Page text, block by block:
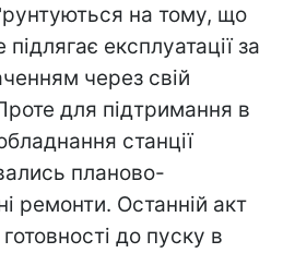
на тому, що
підлягає експлуатації за
через свій
для підтримання в
станції
планово-
ремонти. Останній акт
до пуску в